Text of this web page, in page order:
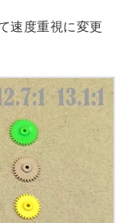
速度重視に変更